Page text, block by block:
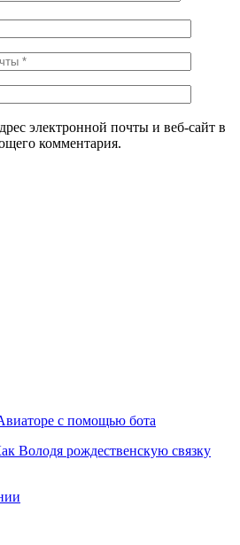
электронной почты и веб-сайт в
комментария.
с помощью бота
Володя рождественскую связку